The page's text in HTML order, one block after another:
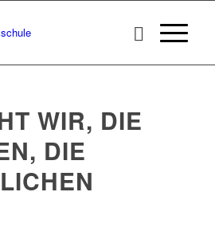
WIR, DIE
DIE